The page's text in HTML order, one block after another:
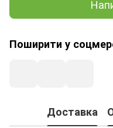
Поширити у
Доставка